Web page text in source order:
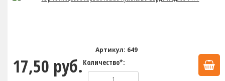
Артикул: 649
17,50 руб.Количество*: